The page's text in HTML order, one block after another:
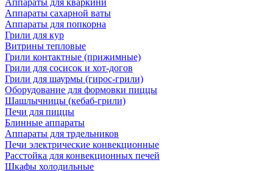
Аппараты для кваркини
Аппараты сахарной ваты
Аппараты для попкорна
Грили для кур
Витрины тепловые
Грили контактные (прижимные)
Грили для сосисок и хот-догов
Грили для шаурмы (гирос-грили)
Оборудование для формовки пиццы
Шашлычницы (кебаб-грили)
Печи для пиццы
Блинные аппараты
Аппараты для трдельников
Печи электрические конвекционные
Расстойка для конвекционных печей
Шкафы холодильные